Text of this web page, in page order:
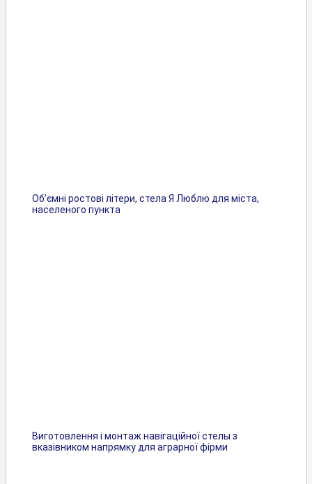
Об’ємні ростові літери, стела Я Люблю для міста,
населеного пункта
Виготовлення і монтаж навігаційної стелы з
вказівником напрямку для аграрної фірми